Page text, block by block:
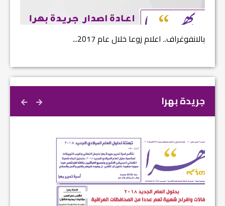
بالانفوغراف.. اعلام زوعا خلال عام 2017...
جريدة بهرا